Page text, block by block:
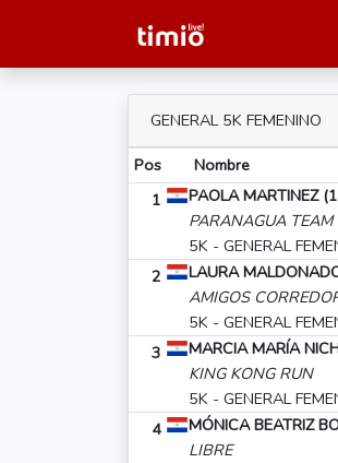
GENERAL 5K FEMENINO
Pos
Nombre
1
PAOLA MARTINEZ
PARANAGUA TEAM
5K - GENERAL
2
LAURA
AMIGOS
5K - GENERAL
3
MARCIA MARÍA
KING KONG RUN
5K - GENERAL
4
MÓNICA BEATRIZ
LIBRE